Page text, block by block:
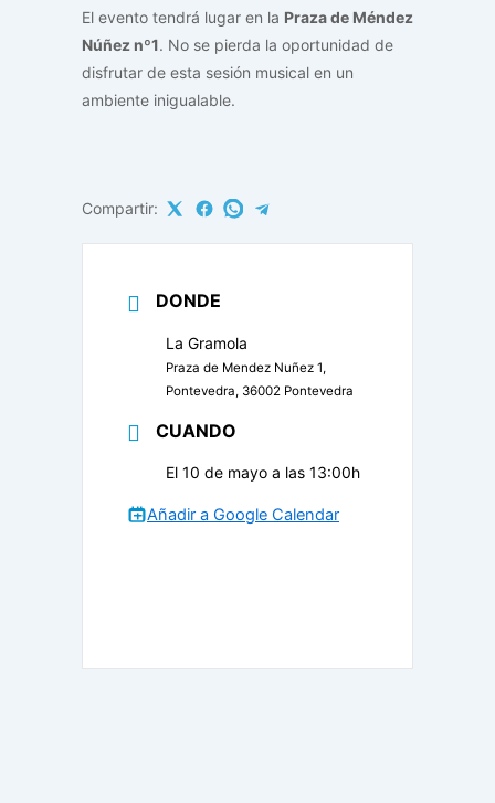
El evento tendrá lugar en la Praza de Méndez
Núñez nº1. No se pierda la oportunidad de
disfrutar de esta sesión musical en un
ambiente inigualable.
Compartir:
DONDE
La Gramola
Praza de Mendez Nuñez 1,
Pontevedra, 36002 Pontevedra
CUANDO
El 10 de mayo a las 13:00h
Añadir a Google Calendar